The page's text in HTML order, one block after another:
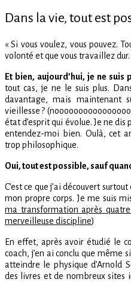
Dans la vie, tout est
« Si vous voulez, vous pouvez.
volonté et que vous travaillez dur.
Et bien, aujourd’hui, je ne suis
tout cas, je ne le suis plus.
davantage, mais maintenant
vieillesse ?
état d’esprit qui évolue. Je ne
entendez-moi bien. Oulà, cet
trop philosophique.
Oui, tout est possible, sauf
C’est ce que j’ai découvert
mon propre corps. Je me suis
ma transformation après
merveilleuse discipline)
En effet, après avoir étudié le
coach, j’en ai conclu que même
atteindre le physique d’Arnold
des livres et de nombreux sites